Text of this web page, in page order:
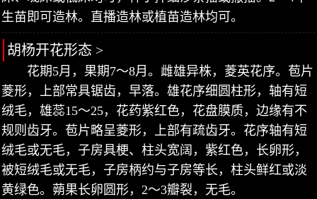
生苗即可造林。直播造林或植苗造林均可。
胡杨开花形态 >
花期5月，果期7～8月。雌雄异株，菱英花序。苞片
菱形，上部常具锯齿，早落。雄花序细圆柱形，轴有短
绒毛，雄蕊15～25，花药紫红色，花盘膜质，边缘有不
规则齿牙。苞片略呈菱形，上部有疏齿牙。花序轴有短
绒毛或无毛，子房具梗、柱头宽阔，紫红色，长卵形，
被短绒毛或无毛，子房柄约与子房等长，柱头鲜红或淡
黄绿色。蒴果长卵圆形，2～3瓣裂，无毛。